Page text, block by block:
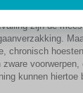
zijn de
chronisch
kunnen hiertoe